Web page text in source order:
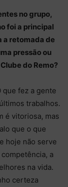
no grupo,
foi a principal
a retomada de
pressão ou
do Remo?
fez a gente
trabalhos.
é vitoriosa, mas
que o que
hoje não serve
a
na vida.
certeza